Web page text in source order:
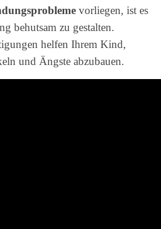
vorliegen, ist es
behutsam zu gestalten.
helfen Ihrem Kind,
und Ängste abzubauen.